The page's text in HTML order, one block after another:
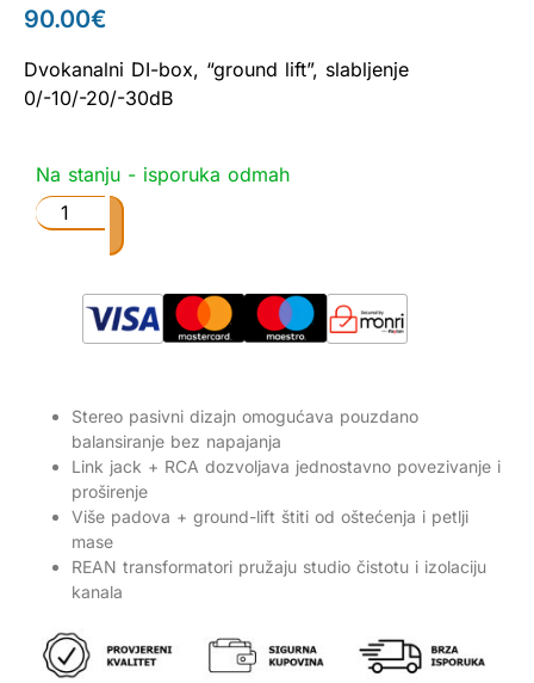
90.00€
Na stanju - isporuka odmah
Dvokanalni DI-box, “ground lift”, slabljenje
0/-10/-20/-30dB
Stereo pasivni dizajn omogućava pouzdano
balansiranje bez napajanja
Link jack + RCA dozvoljava jednostavno povezivanje i
proširenje
Više padova + ground-lift štiti od oštećenja i petlji
mase
REAN transformatori pružaju studio čistotu i izolaciju
kanala